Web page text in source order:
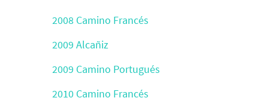
2008 Camino Francés
2009 Alcañiz
2009 Camino Portugués
2010 Camino Francés